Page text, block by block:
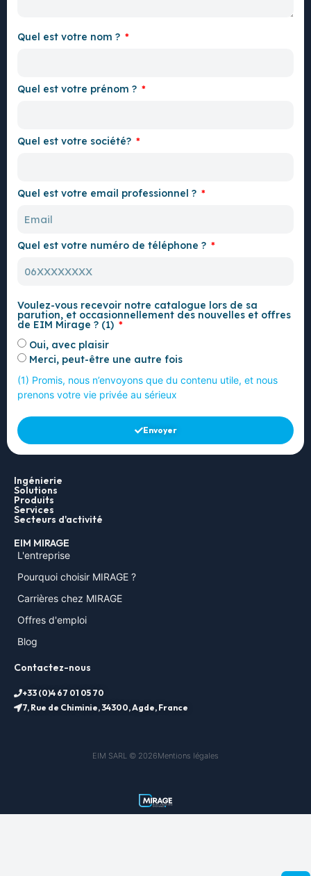
Quel est votre nom ?
Quel est votre prénom ?
Quel est votre société?
Quel est votre email professionnel ?
Quel est votre numéro de téléphone ?
Voulez-vous recevoir notre catalogue lors de sa
parution, et occasionnellement des nouvelles et offres
de EIM Mirage ? (1)
Oui, avec plaisir
Merci, peut-être une autre fois
(1) Promis, nous n’envoyons que du contenu utile, et nous
prenons votre vie privée au sérieux
Envoyer
Ingénierie
Solutions
Produits
Services
Secteurs d'activité
EIM MIRAGE
L'entreprise
Pourquoi choisir MIRAGE ?
Carrières chez MIRAGE
Offres d'emploi
Blog
Contactez-nous
+33 (0)4 67 01 05 70
7, Rue de Chiminie, 34300, Agde, France
EIM SARL © 2026Mentions légales